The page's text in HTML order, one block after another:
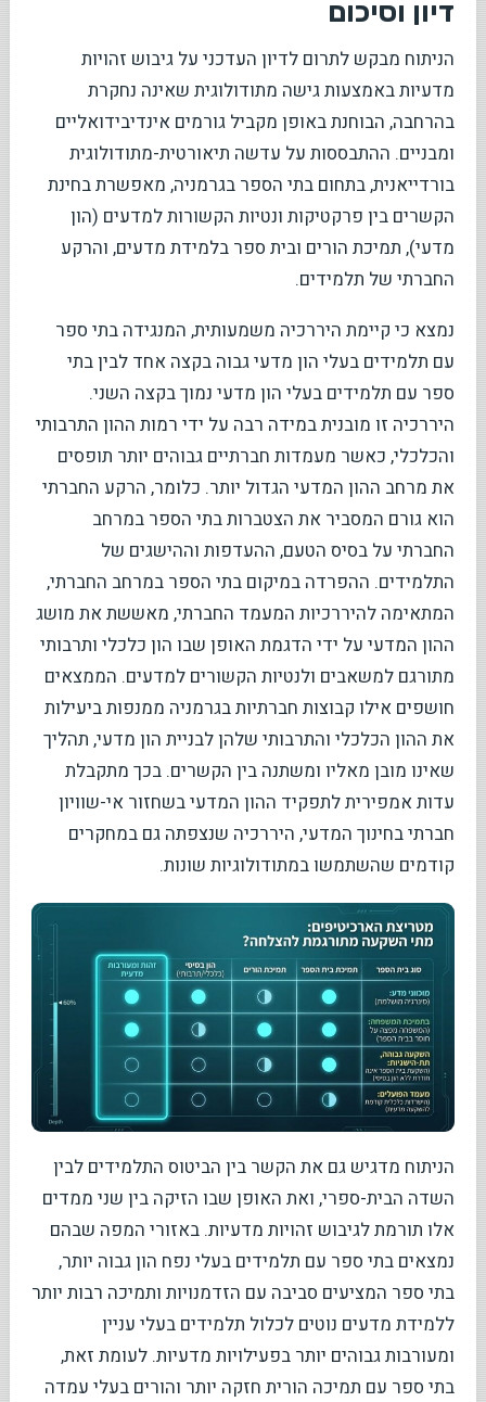
דיון וסיכום
הניתוח מבקש לתרום לדיון העדכני על גיבוש זהויות
מדעיות באמצעות גישה מתודולוגית שאינה נחקרת
בהרחבה, הבוחנת באופן מקביל גורמים אינדיבידואליים
ומבניים. ההתבססות על עדשה תיאורטית-מתודולוגית
בורדייאנית, בתחום בתי הספר בגרמניה, מאפשרת בחינת
הקשרים בין פרקטיקות ונטיות הקשורות למדעים (הון
מדעי), תמיכת הורים ובית ספר בלמידת מדעים, והרקע
החברתי של תלמידים.
נמצא כי קיימת היררכיה משמעותית, המנגידה בתי ספר
עם תלמידים בעלי הון מדעי גבוה בקצה אחד לבין בתי
ספר עם תלמידים בעלי הון מדעי נמוך בקצה השני.
היררכיה זו מובנית במידה רבה על ידי רמות ההון התרבותי
והכלכלי, כאשר מעמדות חברתיים גבוהים יותר תופסים
את מרחב ההון המדעי הגדול יותר. כלומר, הרקע החברתי
הוא גורם המסביר את הצטברות בתי הספר במרחב
החברתי על בסיס הטעם, ההעדפות וההישגים של
התלמידים. ההפרדה במיקום בתי הספר במרחב החברתי,
המתאימה להיררכיות המעמד החברתי, מאששת את מושג
ההון המדעי על ידי הדגמת האופן שבו הון כלכלי ותרבותי
מתורגם למשאבים ולנטיות הקשורים למדעים. הממצאים
חושפים אילו קבוצות חברתיות בגרמניה ממנפות ביעילות
את ההון הכלכלי והתרבותי שלהן לבניית הון מדעי, תהליך
שאינו מובן מאליו ומשתנה בין הקשרים. בכך מתקבלת
עדות אמפירית לתפקיד ההון המדעי בשחזור אי-שוויון
חברתי בחינוך המדעי, היררכיה שנצפתה גם במחקרים
קודמים שהשתמשו במתודולוגיות שונות.
הניתוח מדגיש גם את הקשר בין הביטוס התלמידים לבין
השדה הבית-ספרי, ואת האופן שבו הזיקה בין שני ממדים
אלו תורמת לגיבוש זהויות מדעיות. באזורי המפה שבהם
נמצאים בתי ספר עם תלמידים בעלי נפח הון גבוה יותר,
בתי ספר המציעים סביבה עם הזדמנויות ותמיכה רבות יותר
ללמידת מדעים נוטים לכלול תלמידים בעלי עניין
ומעורבות גבוהים יותר בפעילויות מדעיות. לעומת זאת,
בתי ספר עם תמיכה הורית חזקה יותר והורים בעלי עמדה